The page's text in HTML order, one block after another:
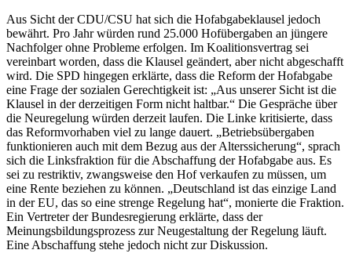
Aus Sicht der CDU/CSU hat sich die Hofabgabeklausel jedoch
bewährt. Pro Jahr würden rund 25.000 Hofübergaben an jüngere
Nachfolger ohne Probleme erfolgen. Im Koalitionsvertrag sei
vereinbart worden, dass die Klausel geändert, aber nicht abgeschafft
wird. Die SPD hingegen erklärte, dass die Reform der Hofabgabe
eine Frage der sozialen Gerechtigkeit ist: „Aus unserer Sicht ist die
Klausel in der derzeitigen Form nicht haltbar.“ Die Gespräche über
die Neuregelung würden derzeit laufen. Die Linke kritisierte, dass
das Reformvorhaben viel zu lange dauert. „Betriebsübergaben
funktionieren auch mit dem Bezug aus der Alterssicherung“, sprach
sich die Linksfraktion für die Abschaffung der Hofabgabe aus. Es
sei zu restriktiv, zwangsweise den Hof verkaufen zu müssen, um
eine Rente beziehen zu können. „Deutschland ist das einzige Land
in der EU, das so eine strenge Regelung hat“, monierte die Fraktion.
Ein Vertreter der Bundesregierung erklärte, dass der
Meinungsbildungsprozess zur Neugestaltung der Regelung läuft.
Eine Abschaffung stehe jedoch nicht zur Diskussion.